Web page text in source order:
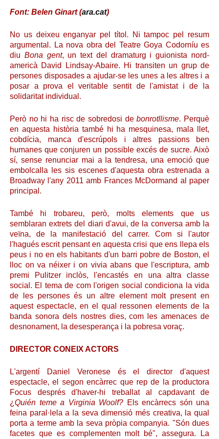
Font: Belen Ginart (ara.cat)
No us deixeu enganyar pel títol. Ni tampoc pel resum
argumental. La nova obra del Teatre Goya Codorníu es
diu Bona gent, un text del dramaturg i guionista nord-
americà David Lindsay-Abaire. Hi transiten un grup de
persones disposades a ajudar-se les unes a les altres i a
posar a prova el veritable sentit de l'amistat i de la
solidaritat individual.
Però no hi ha risc de sobredosi debonrotllisme. Perquè
en aquesta història també hi ha mesquinesa, mala llet,
cobdícia, manca d'escrúpols i altres passions ben
humanes que conjuren un possible excés de sucre. Això
sí, sense renunciar mai a la tendresa, una emoció que
embolcalla les sis escenes d'aquesta obra estrenada a
Broadway l'any 2011 amb Frances McDormand al paper
principal.
També hi trobareu, però, molts elements que us
semblaran extrets del diari d'avui, de la conversa amb la
veïna, de la manifestació del carrer. Com si l'autor
l'hagués escrit pensant en aquesta crisi que ens llepa els
peus i no en els habitants d'un barri pobre de Boston, el
lloc on va néixer i on vivia abans que l'escriptura, amb
premi Pulitzer inclòs, l'encastés en una altra classe
social. El tema de com l'origen social condiciona la vida
de les persones és un altre element molt present en
aquest espectacle, en el qual ressonen elements de la
banda sonora dels nostres dies, com les amenaces de
desnonament, la desesperança i la pobresa voraç.
DIRECTOR CONEIX ACTORS
L'argentí Daniel Veronese és el director d'aquest
espectacle, el segon encàrrec que rep de la productora
Focus després d'haver-hi treballat al capdavant de
¿ Quién teme a Virginia Woolf? Els encàrrecs són una
feina paral·lela a la seva dimensió més creativa, la qual
porta a terme amb la seva pròpia companyia. "Són dues
facetes que es complementen molt bé", assegura. La